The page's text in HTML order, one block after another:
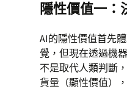
隱性價值一：
AI的隱性價值首先
覺，但現在透過機
不是取代人類判斷
貨量（顯性價值）